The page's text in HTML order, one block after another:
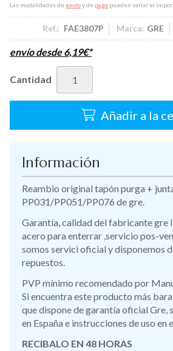
Las modalidades de envíoy de pago pueden variar el
Ref.: FAE3807P Marca: GRE
envío desde6,19€*
Cantidad
Añadir a la
Información
Reambio original tapón purga +
PP031/PP051/PP076 de gre.
Garantía, calidad del fabricante gre
acero para enterrar ,servicio pos-
somos servici oficial y disponemos
repuestos.
PVP mínimo recomendado por
Si encuentra este producto más
que dispone de garantía oficial Gre,
en España e instrucciones de uso en
RECIBALO EN 48 HORAS